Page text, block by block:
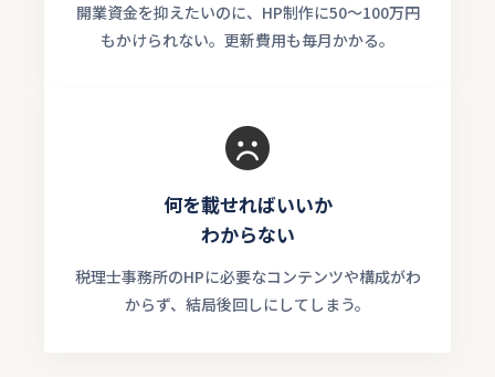
開業資金を抑えたいのに、HP制作に50〜100万円
もかけられない。更新費用も毎月かかる。
何を載せればいいか
わからない
税理士事務所のHPに必要なコンテンツや構成がわ
からず、結局後回しにしてしまう。